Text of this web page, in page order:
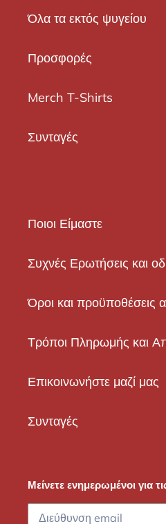
Όλα τα εκτός ψυγείου
Προσφορές
Merch T-Shirts
Συνταγές
Ποιοι Είμαστε
Συχνές Ερωτήσεις και
Όροι και προϋποθέσεις
Τρόποι Πληρωμής και
Επικοινωνήστε μαζί μας
Συνταγές
Μείνετε ενημερωμένοι για